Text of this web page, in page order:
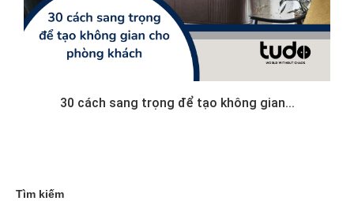
30 cách sang trọng để tạo không gian...
Tìm kiếm